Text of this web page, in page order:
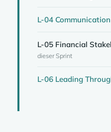
L-04
L-05 Financial
dieser Sprint
L-06 Leading